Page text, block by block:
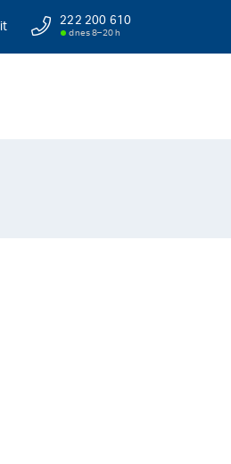
222 200 610
dnes 8–20 h